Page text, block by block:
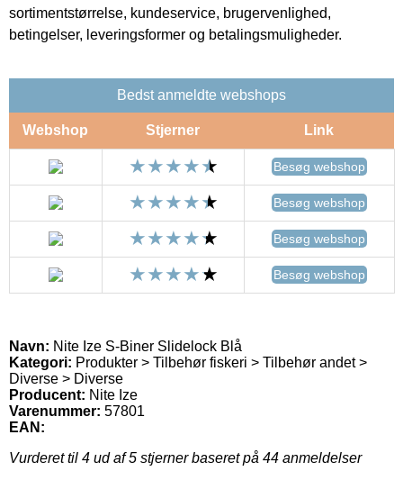
sortimentstørrelse, kundeservice, brugervenlighed,
betingelser, leveringsformer og betalingsmuligheder.
Bedst anmeldte webshops
Webshop Stjerner Link
Besøg webshop
Besøg webshop
Besøg webshop
Besøg webshop
Navn: Nite Ize S-Biner Slidelock Blå
Kategori: Produkter > Tilbehør fiskeri > Tilbehør andet >
Diverse > Diverse
Producent: Nite Ize
Varenummer: 57801
EAN:
Vurderet til 4 ud af 5 stjerner baseret på 44 anmeldelser